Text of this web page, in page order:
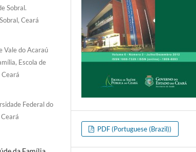
Sobral.
Ceará
Vale do Acaraú
Escola de
Ceará
Federal do
PDF (Portuguese (Brazil))